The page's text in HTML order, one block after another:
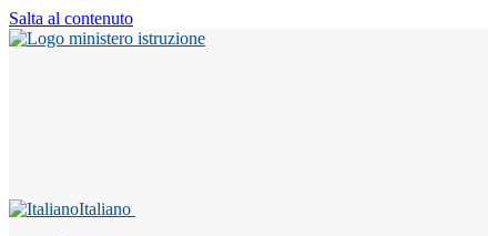
Salta al contenuto
Italiano